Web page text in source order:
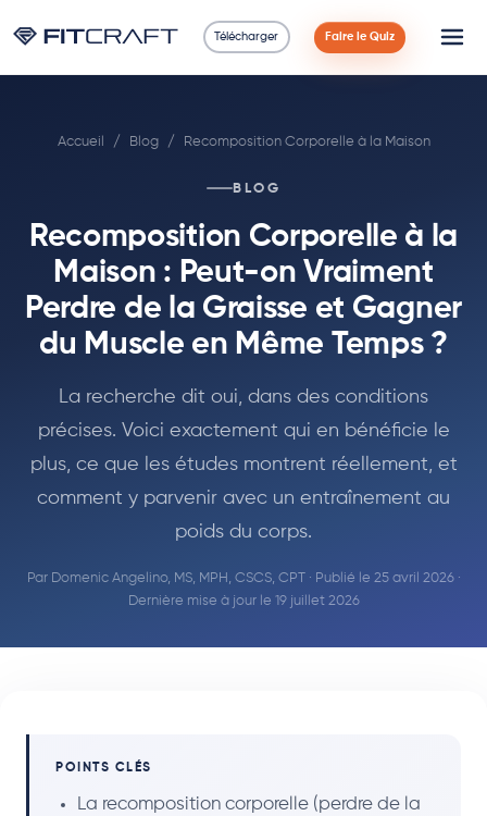
Télécharger Faire le Quiz
Guides
90 Jours
Exercices
Calculatrices
Accueil / Blog / Recomposition Corporelle à la Maison
BLOG
Recomposition Corporelle à la
Maison : Peut-on Vraiment
Perdre de la Graisse et Gagner
du Muscle en Même Temps ?
La recherche dit oui, dans des conditions
précises. Voici exactement qui en bénéficie le
plus, ce que les études montrent réellement, et
comment y parvenir avec un entraînement au
poids du corps.
Par Domenic Angelino, MS, MPH, CSCS, CPT· Publié le 25 avril 2026 ·
Dernière mise à jour le 19 juillet 2026
POINTS CLÉS
La recomposition corporelle (perdre de la